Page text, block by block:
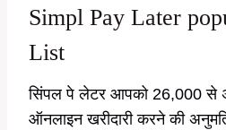
Simpl Pay Later
List
सिंपल पे लेटर आपको 26,000 से
ऑनलाइन खरीदारी करने की